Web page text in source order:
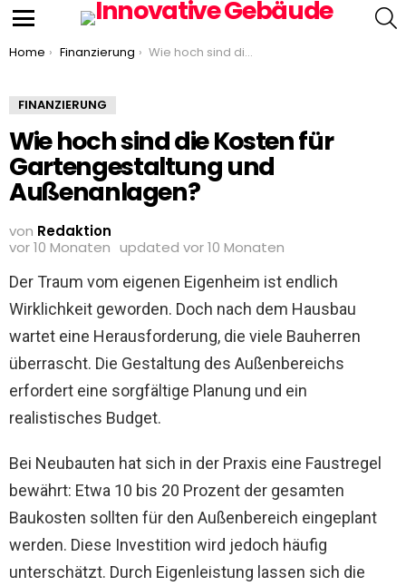
You are here:
Home Finanzierung Wie hoch sind die Kosten für Gartengestaltung und Außenanlagen?
FINANZIERUNG
Wie hoch sind die Kosten für
Gartengestaltung und
Außenanlagen?
von Redaktion
vor 10 Monaten updated vor 10 Monaten
Der Traum vom eigenen Eigenheim ist endlich
Wirklichkeit geworden. Doch nach dem Hausbau
wartet eine Herausforderung, die viele Bauherren
überrascht. Die Gestaltung des Außenbereichs
erfordert eine sorgfältige Planung und ein
realistisches Budget.
Bei Neubauten hat sich in der Praxis eine Faustregel
bewährt: Etwa 10 bis 20 Prozent der gesamten
Baukosten sollten für den Außenbereich eingeplant
werden. Diese Investition wird jedoch häufig
unterschätzt. Durch Eigenleistung lassen sich die